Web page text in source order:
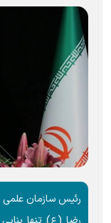
رئیس سازمان